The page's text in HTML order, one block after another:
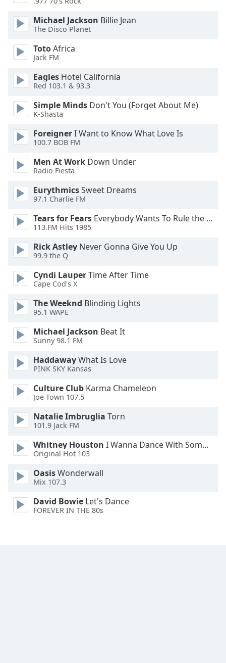
Opacity
Caption
Area
Background
Color
Opacity
Font
Edge
Family
Reset
Done
Close
Modal
Dialog
window.
Michael Jackson Billie Jean
The Disco Planet
TotoAfrica
Jack FM
Eagles Hotel California
Red 103.1 & 93.3
Simple Minds Don't You (Forget About Me)
K-Shasta
ForeignerI Want to Know What Love Is
100.7 BOB FM
Men At Work Down Under
Radio Fiesta
EurythmicsSweet Dreams
97.1 Charlie FM
Tears for Fears Everybody Wants To Rule the World
113.FM Hits 1985
Rick Astley Never Gonna Give You Up
99.9 the Q
Cyndi LauperTime After Time
Cape Cod's X
The Weeknd Blinding Lights
95.1 WAPE
Michael Jackson Beat It
Sunny 98.1 FM
HaddawayWhat Is Love
PINK SKY Kansas
Culture Club Karma Chameleon
Joe Town 107.5
Natalie Imbruglia Torn
101.9 Jack FM
Whitney Houston I Wanna Dance With Somebody
Original Hot 103
OasisWonderwall
Mix 107.3
David Bowie Let's Dance
FOREVER IN THE 80s